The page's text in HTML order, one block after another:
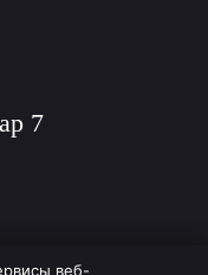
7
веб-